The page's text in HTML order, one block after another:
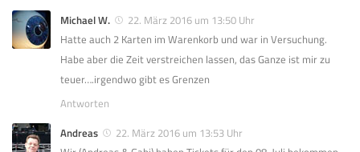
Michael W.
22. März 2016 um 13:50 Uhr
Hatte auch 2 Karten im Warenkorb und war in Versuchung.
Habe aber die Zeit verstreichen lassen, das Ganze ist mir zu
teuer….irgendwo gibt es Grenzen
Antworten
Andreas
22. März 2016 um 13:53 Uhr